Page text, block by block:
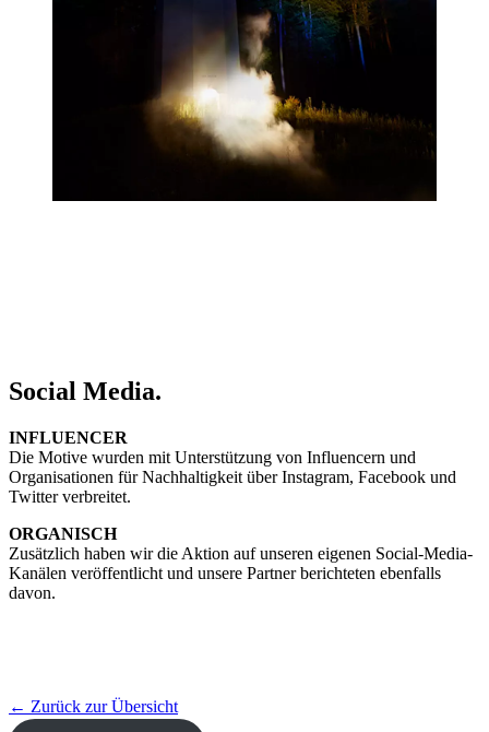
Social Media.
INFLUENCER
Die Motive wurden mit Unterstützung von Influencern und
Organisationen für Nachhaltigkeit über Instagram, Facebook und
Twitter verbreitet.
ORGANISCH
Zusätzlich haben wir die Aktion auf unseren eigenen Social-Media-
Kanälen veröffentlicht und unsere Partner berichteten ebenfalls
davon.
← Zurück zur Übersicht